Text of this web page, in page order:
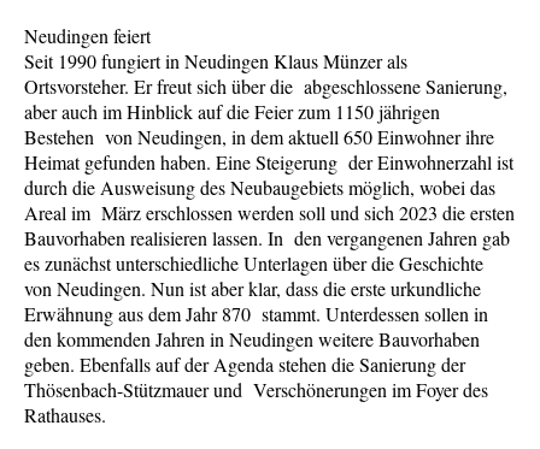
Neudingen feiert
Seit 1990 fungiert in Neudingen Klaus Münzer als
Ortsvorsteher. Er freut sich über die abgeschlossene Sanierung,
aber auch im Hinblick auf die Feier zum 1150 jährigen
Bestehen von Neudingen, in dem aktuell 650 Einwohner ihre
Heimat gefunden haben. Eine Steigerung der Einwohnerzahl ist
durch die Ausweisung des Neubaugebiets möglich, wobei das
Areal im März erschlossen werden soll und sich 2023 die ersten
Bauvorhaben realisieren lassen. In den vergangenen Jahren gab
es zunächst unterschiedliche Unterlagen über die Geschichte
von Neudingen. Nun ist aber klar, dass die erste urkundliche
Erwähnung aus dem Jahr 870 stammt. Unterdessen sollen in
den kommenden Jahren in Neudingen weitere Bauvorhaben
geben. Ebenfalls auf der Agenda stehen die Sanierung der
Thösenbach-Stützmauer und Verschönerungen im Foyer des
Rathauses.